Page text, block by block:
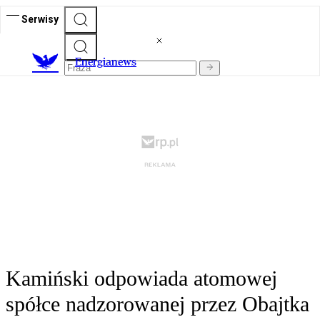
Serwisy
Energianews
Kamiński odpowiada atomowej
spółce nadzorowanej przez Obajtka